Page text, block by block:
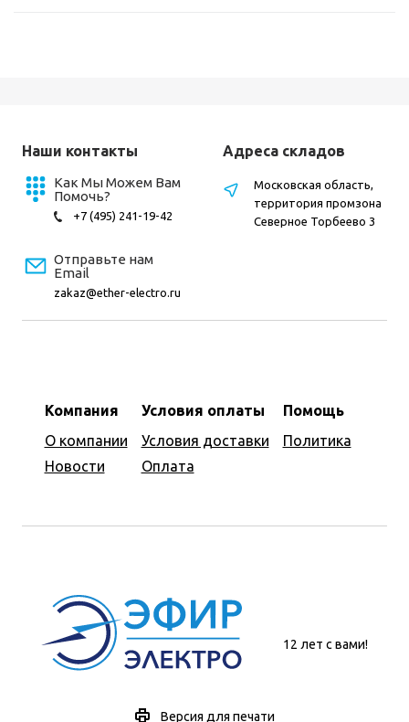
Наши контакты
Как Мы Можем Вам
Помочь?
+7 (495) 241-19-42
Отправьте нам
Email
zakaz@ether-electro.ru
Компания
О компании
Новости
Условия оплаты
Условия доставки
Оплата
Помощь
Политика
Адреса складов
Московская область,
территория промзона
Северное Торбеево 3
12 лет с вами!
Версия для печати